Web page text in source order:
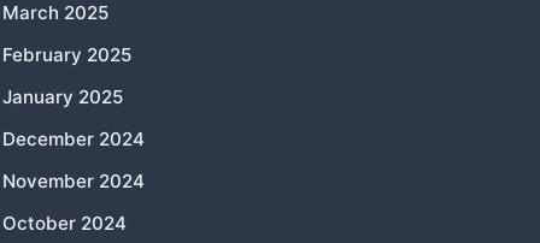
March 2025
February 2025
January 2025
December 2024
November 2024
October 2024